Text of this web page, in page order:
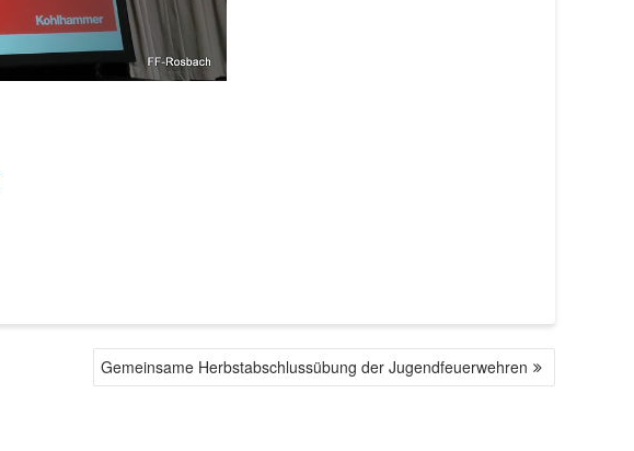
Gemeinsame Herbstabschlussübung der Jugendfeuerwehren